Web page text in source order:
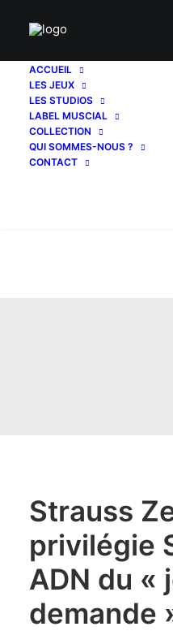
ACCUEIL
LES JEUX
LES STUDIOS
LABEL MUSCIAL
COLLECTION
QUI SOMMES-NOUS ?
CONTACT
Strauss
privilégie
ADN du «
demande